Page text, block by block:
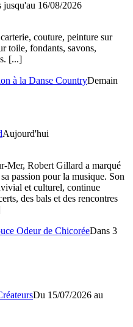
jusqu'au 16/08/2026
couture, peinture sur
toile, fondants, savons,
[...]
à la Danse CountryDemain
Aujourd'hui
Mer, Robert Gillard a marqué
passion pour la musique. Son
et culturel, continue
des bals et des rencontres
Odeur de ChicoréeDans 3
Du 15/07/2026 au